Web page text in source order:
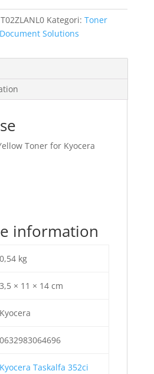
Kategori: Toner
Solutions
Toner for Kyocera
information
0,54 kg
3,5 × 11 × 14 cm
Kyocera
0632983064696
Kyocera Taskalfa 352ci